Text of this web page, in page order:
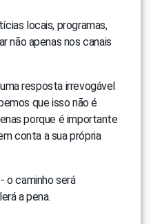
locais, programas,
não apenas nos canais
resposta irrevogável
que isso não é
porque é importante
conta a sua própria
o caminho será
a pena.